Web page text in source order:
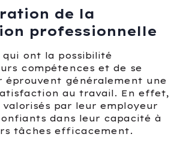
de la
professionnelle
qui ont la possibilité
compétences et de se
éprouvent généralement une
au travail. En effet,
par leur employeur
dans leur capacité à
tâches efficacement.